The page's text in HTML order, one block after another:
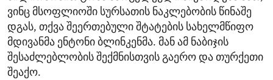
ვინც მსოფლიოში სურსათის ნაკლებობის წინაშე
დგას, თქვა შეერთებული შტატების სახელმწიფო
მდივანმა ენტონი ბლინკენმა. მან ამ ნაბიჯის
შესაძლებლობის შექმნისთვის გაერო და თურქეთი
შეაქო.